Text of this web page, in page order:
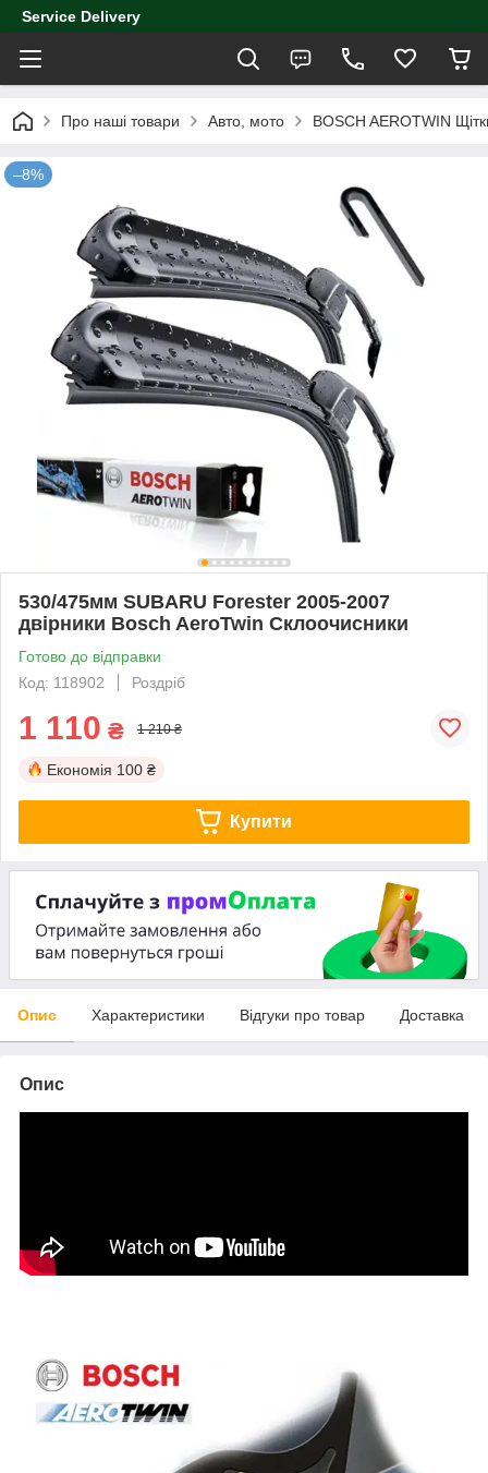
Service Delivery
Про наші товари Авто, мото BOSCH AEROTWIN
–8%
530/475мм SUBARU Forester 2005-2007
двірники Bosch AeroTwin Склоочисники
Готово до відправки
Код: 118902
Роздріб
1 110 ₴ 1 210 ₴
Економія 100 ₴
Купити
Опис Характеристики Відгуки про товар Доставка
Опис